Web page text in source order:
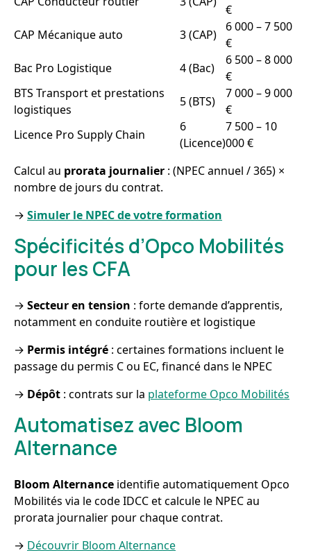
€
CAP Mécanique auto
3 (CAP)
6 000 – 7 500
€
Bac Pro Logistique
4 (Bac)
6 500 – 8 000
€
BTS Transport et prestations
logistiques
5 (BTS)
7 000 – 9 000
€
Licence Pro Supply Chain
6
(Licence)
7 500 – 10
000 €
Calcul au prorata journalier : (NPEC annuel / 365) ×
nombre de jours du contrat.
→ Simuler le NPEC de votre formation
Spécificités d’Opco Mobilités
pour les CFA
→ Secteur en tension : forte demande d’apprentis,
notamment en conduite routière et logistique
→ Permis intégré : certaines formations incluent le
passage du permis C ou EC, financé dans le NPEC
→ Dépôt : contrats sur la plateforme Opco Mobilités
Automatisez avec Bloom
Alternance
Bloom Alternance identifie automatiquement Opco
Mobilités via le code IDCC et calcule le NPEC au
prorata journalier pour chaque contrat.
→ Découvrir Bloom Alternance